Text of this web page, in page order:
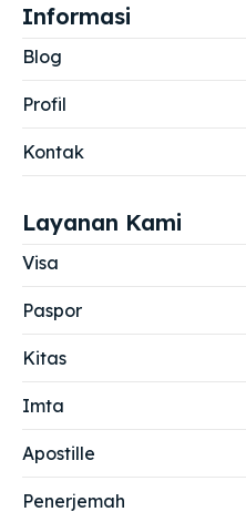
Informasi
Blog
Profil
Kontak
Layanan Kami
Visa
Paspor
Kitas
Imta
Apostille
Penerjemah